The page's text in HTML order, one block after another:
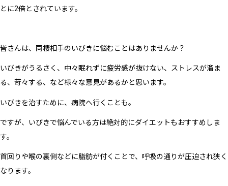
とに2倍とされています。
皆さんは、同棲相手のいびきに悩むことはありませんか？
いびきがうるさく、中々眠れずに疲労感が抜けない、ストレスが溜ま
る、苛々する、など様々な意見があるかと思います。
いびきを治すために、病院へ行くことも。
ですが、いびきで悩んでいる方は絶対的にダイエットもおすすめしま
す。
首回りや喉の裏側などに脂肪が付くことで、呼吸の通りが圧迫され狭く
なります。